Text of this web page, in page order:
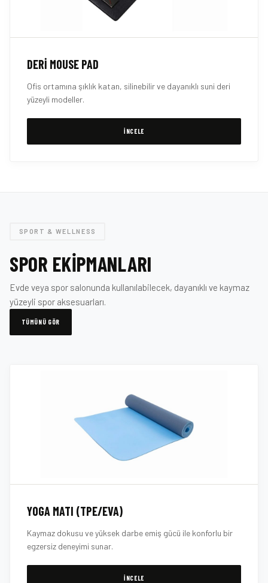
DERI MOUSE PAD
Ofis ortamına şıklık katan, silinebilir ve dayanıklı suni deri
yüzeyli modeller.
İNCELE
SPORT & WELLNESS
SPOR EKIPMANLARI
Evde veya spor salonunda kullanılabilecek, dayanıklı ve kaymaz
yüzeyli spor aksesuarları.
TÜMÜNÜ GÖR
YOGA MATI (TPE/EVA)
Kaymaz dokusu ve yüksek darbe emiş gücü ile konforlu bir
egzersiz deneyimi sunar.
İNCELE